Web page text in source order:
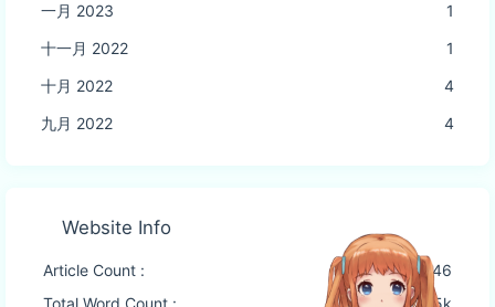
一月 2023
1
十一月 2022
1
十月 2022
4
九月 2022
4
Website Info
Article Count :
46